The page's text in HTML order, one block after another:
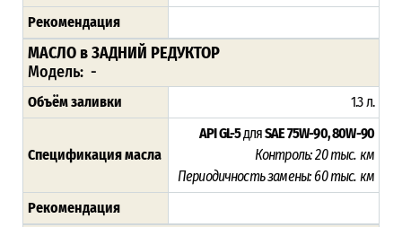
Рекомендация
МАСЛО в ЗАДНИЙ РЕДУКТОР
Модель: -
Объём заливки 1.3 л.
Спецификация масла
API GL-5дляSAE 75W-90, 80W-90
Контроль: 20 тыс. км
Периодичность замены:60 тыс. км
Рекомендация